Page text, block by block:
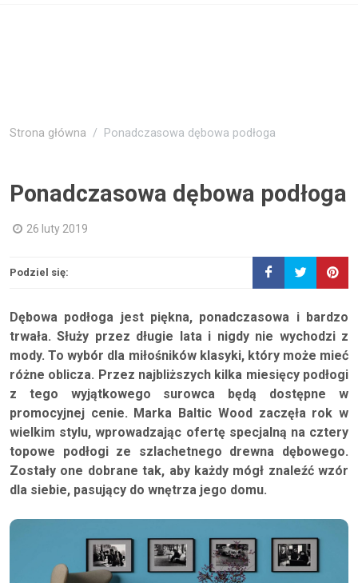
Strona główna Ponadczasowa dębowa podłoga
Ponadczasowa dębowa podłoga
26 luty 2019
Podziel się:
Dębowa podłoga jest piękna, ponadczasowa i bardzo
trwała. Służy przez długie lata i nigdy nie wychodzi z
mody. To wybór dla miłośników klasyki, który może mieć
różne oblicza. Przez najbliższych kilka miesięcy podłogi
z tego wyjątkowego surowca będą dostępne w
promocyjnej cenie. Marka Baltic Wood zaczęła rok w
wielkim stylu, wprowadzając ofertę specjalną na cztery
topowe podłogi ze szlachetnego drewna dębowego.
Zostały one dobrane tak, aby każdy mógł znaleźć wzór
dla siebie, pasujący do wnętrza jego domu.